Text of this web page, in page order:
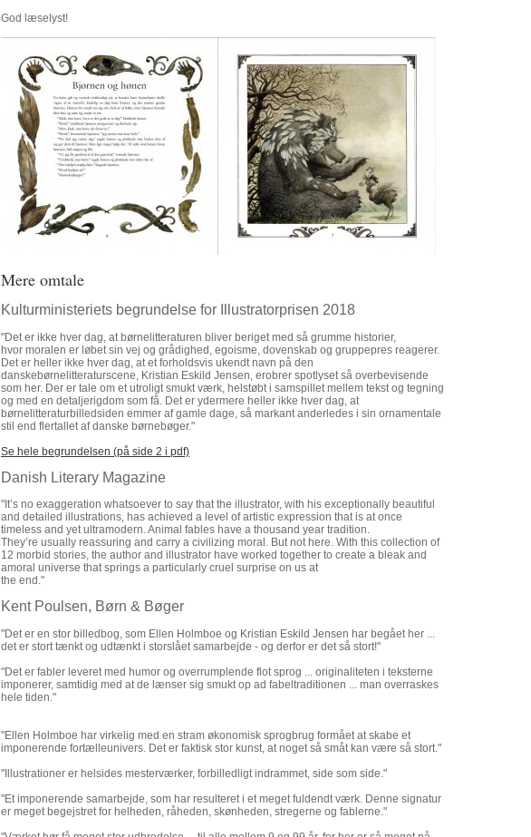
God læselyst!
Mere omtale
Kulturministeriets begrundelse for Illustratorprisen 2018
"Det er ikke hver dag, at børnelitteraturen bliver beriget med så grumme historier,
hvor moralen er løbet sin vej og grådighed, egoisme, dovenskab og gruppepres reagerer.
Det er heller ikke hver dag, at et forholdsvis ukendt navn på den
danskebørnelitteraturscene, Kristian Eskild Jensen, erobrer spotlyset så overbevisende
som her. Der er tale om et utroligt smukt værk, helstøbt i samspillet mellem tekst og tegning
og med en detaljerigdom som få. Det er ydermere heller ikke hver dag, at
børnelitteraturbilledsiden emmer af gamle dage, så markant anderledes i sin ornamentale
stil end flertallet af danske børnebøger."
Se hele begrundelsen (på side 2 i pdf)
Danish Literary Magazine
"It’s no exaggeration whatsoever to say that the illustrator, with his exceptionally beautiful
and detailed illustrations, has achieved a level of artistic expression that is at once
timeless and yet ultramodern. Animal fables have a thousand year tradition.
They’re usually reassuring and carry a civilizing moral. But not here. With this collection of
12 morbid stories, the author and illustrator have worked together to create a bleak and
amoral universe that springs a particularly cruel surprise on us at
the end."
Kent Poulsen, Børn & Bøger
"Det er en stor billedbog, som Ellen Holmboe og Kristian Eskild Jensen har begået her ...
det er stort tænkt og udtænkt i storslået samarbejde - og derfor er det så stort!"
"Det er fabler leveret med humor og overrumplende flot sprog ... originaliteten i teksterne
imponerer, samtidig med at de lænser sig smukt op ad fabeltraditionen ... man overraskes
hele tiden."
"Ellen Holmboe har virkelig med en stram økonomisk sprogbrug formået at skabe et
imponerende fortælleunivers. Det er faktisk stor kunst, at noget så småt kan være så stort."
"Illustrationer er helsides mesterværker, forbilledligt indrammet, side som side."
"Et imponerende samarbejde, som har resulteret i et meget fuldendt værk. Denne signatur
er meget begejstret for helheden, råheden, skønheden, stregerne og fablerne."